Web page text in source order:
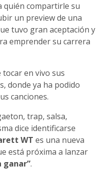
quién compartirle su
un preview de una
tuvo gran aceptación y
emprender su carrera
en vivo sus
donde ya ha podido
canciones.
trap, salsa,
dice identificarse
WT es una nueva
está próxima a lanzar
ganar”.